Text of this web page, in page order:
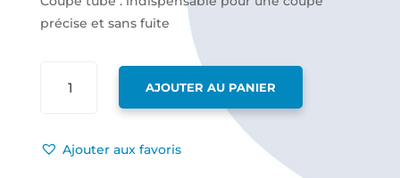
précise et sans fuite
AJOUTER AU PANIER
Ajouter aux favoris